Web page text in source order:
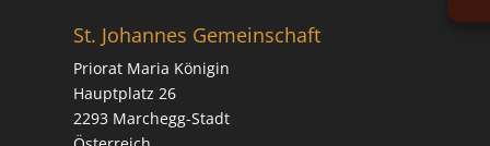
St. Johannes Gemeinschaft
Priorat Maria Königin
Hauptplatz 26
2293 Marchegg-Stadt